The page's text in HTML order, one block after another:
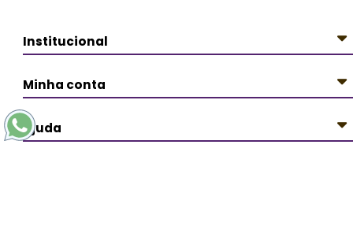
Institucional
Minha conta
Ajuda